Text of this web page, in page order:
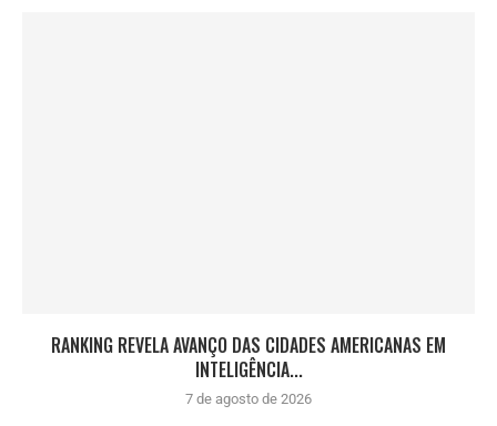
RANKING REVELA AVANÇO DAS CIDADES AMERICANAS EM
INTELIGÊNCIA...
7 de agosto de 2026